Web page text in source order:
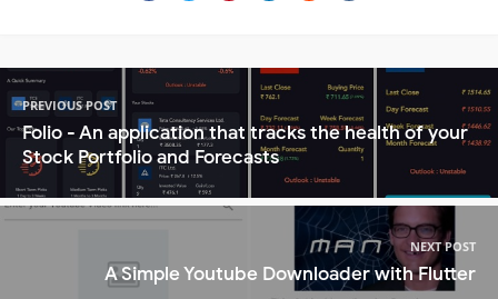
PREVIOUS POST
Folio - An application that tracks the health of your
Stock Portfolio and Forecasts
NEXT POST
A Simple Youtube Downloader with Flutter